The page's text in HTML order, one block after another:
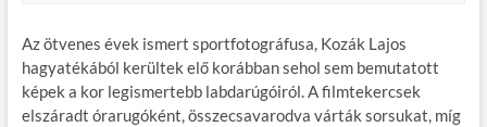
Az ötvenes évek ismert sportfotográfusa, Kozák Lajos
hagyatékából kerültek elő korábban sehol sem bemutatott
képek a kor legismertebb labdarúgóiról. A filmtekercsek
elszáradt órarugóként, összecsavarodva várták sorsukat, míg